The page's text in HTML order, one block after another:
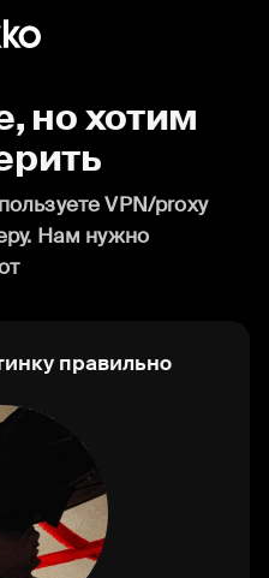
но хотим
VPN/proxy
Нам нужно
правильно